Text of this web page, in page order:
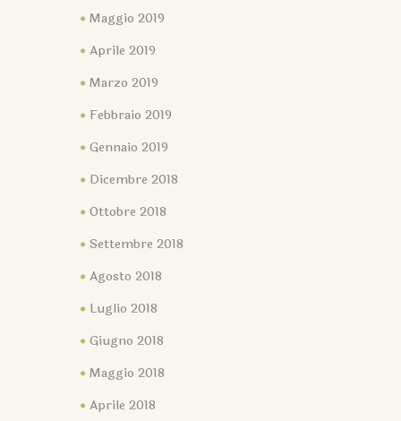
Maggio 2019
Aprile 2019
Marzo 2019
Febbraio 2019
Gennaio 2019
Dicembre 2018
Ottobre 2018
Settembre 2018
Agosto 2018
Luglio 2018
Giugno 2018
Maggio 2018
Aprile 2018